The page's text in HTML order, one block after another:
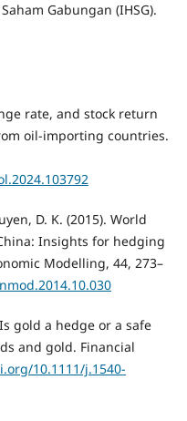
Gabungan (IHSG).
rate, and stock return
oil-importing countries.
D. K. (2015). World
Insights for hedging
Modelling, 44, 273–
gold a hedge or a safe
and gold. Financial
10.1111/j.1540-